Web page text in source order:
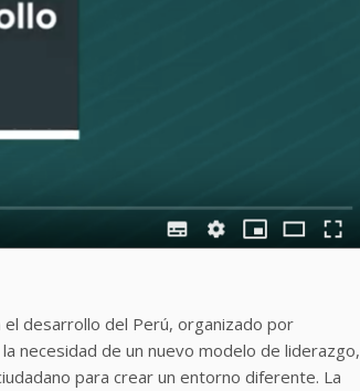
desarrollo del Perú, organizado por
necesidad de un nuevo modelo de liderazgo,
para crear un entorno diferente. La